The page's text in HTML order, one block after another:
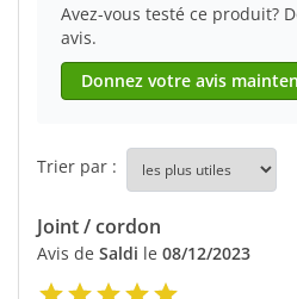
Avez-vous testé ce produit?
avis.
Donnez votre avis
Trier par :
Joint / cordon
Avis de Saldi le 08/12/2023